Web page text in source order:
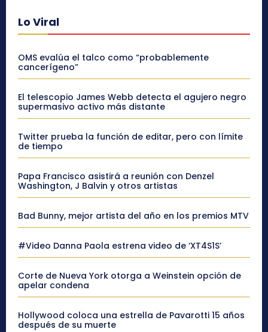
Lo Viral
OMS evalúa el talco como “probablemente
cancerígeno”
El telescopio James Webb detecta el agujero negro
supermasivo activo más distante
Twitter prueba la función de editar, pero con límite
de tiempo
Papa Francisco asistirá a reunión con Denzel
Washington, J Balvin y otros artistas
Bad Bunny, mejor artista del año en los premios MTV
#Video Danna Paola estrena video de ‘XT4S1S’
Corte de Nueva York otorga a Weinstein opción de
apelar condena
Hollywood coloca una estrella de Pavarotti 15 años
después de su muerte